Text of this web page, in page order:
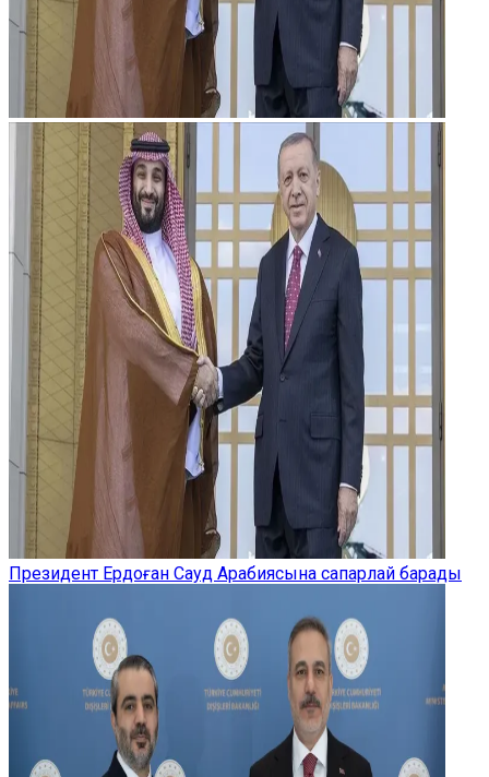
Президент Ердоған Сауд Арабиясына сапарлай барады